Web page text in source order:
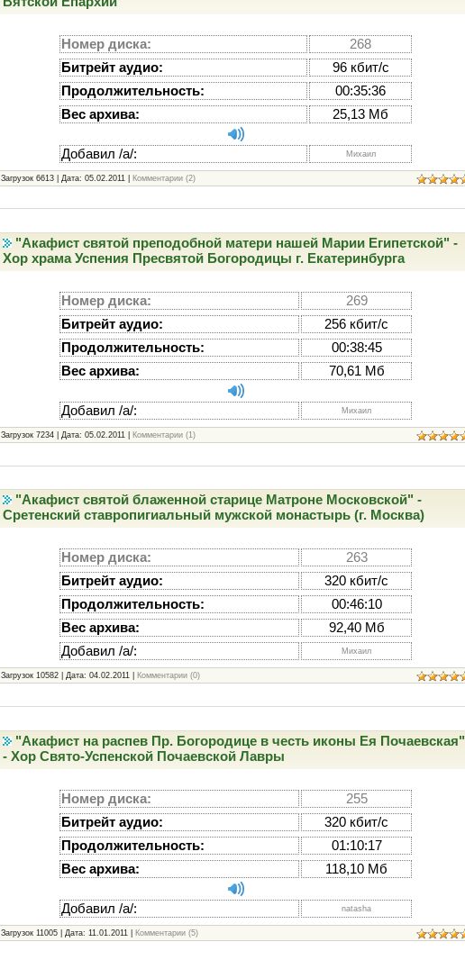
Номер диска:
268
Битрейт аудио:
96 кбит/с
Продолжительность:
00:35:36
Вес архива:
25,13 Мб
Добавил /а/: Михаил
Загрузок 6613 | Дата:05.02.2011 Комментарии (2)
"Акафист святой преподобной матери нашей Марии Египетской" -
Хор храма Успения Пресвятой Богородицы г. Екатеринбурга
Номер диска:
269
Битрейт аудио:
256 кбит/с
Продолжительность:
00:38:45
Вес архива:
70,61 Мб
Добавил /а/: Михаил
Загрузок 7234 | Дата:05.02.2011 Комментарии (1)
"Акафист святой блаженной старице Матроне Московской" -
Сретенский ставропигиальный мужской монастырь (г. Москва)
Номер диска:
263
Битрейт аудио:
320 кбит/с
Продолжительность:
00:46:10
Вес архива:
92,40 Мб
Добавил /а/:
Михаил
Загрузок 10582 | Дата:04.02.2011 Комментарии (0)
"Акафист на распев Пр. Богородице в честь иконы Ея Почаевская"
- Хор Свято-Успенской Почаевской Лавры
Номер диска:
255
Битрейт аудио:
320 кбит/с
Продолжительность:
01:10:17
Вес архива:
118,10 Мб
Добавил /а/: natasha
Загрузок 11005 | Дата:11.01.2011 Комментарии (5)